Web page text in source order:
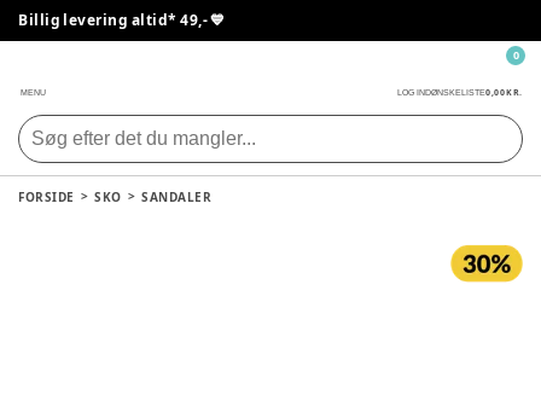
Billig levering altid* 49,- 💙
MENU LOG INDØNSKELISTE0,00 KR.
0
FORSIDE SKO SANDALER